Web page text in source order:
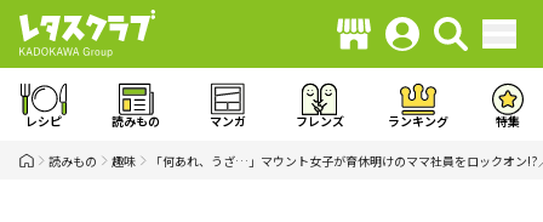
レシピ 読みもの マンガ フレンズ ランキング 特集
読みもの 趣味 「何あれ、うざ…」マウント女子が育休明けのママ社員をロックオン